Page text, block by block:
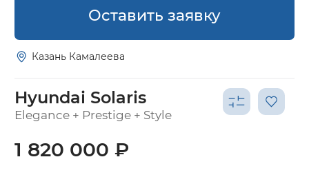
Оставить заявку
Казань Камалеева
Hyundai Solaris
Elegance + Prestige + Style
1 820 000 ₽